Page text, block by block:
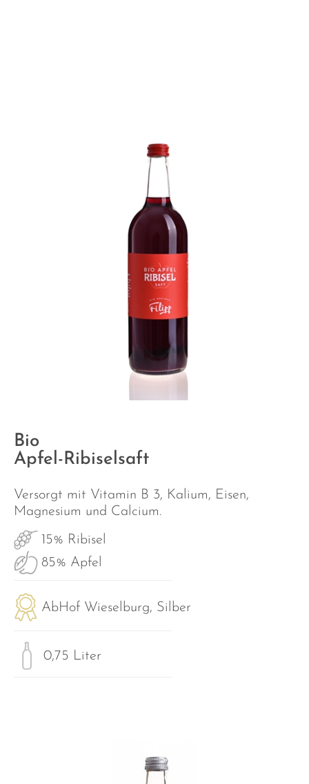
Bio
Apfel-Ribiselsaft
Versorgt mit Vitamin B 3, Kalium, Eisen,
Magnesium und Calcium.
15% Ribisel
85% Apfel
AbHof Wieselburg, Silber
0,75 Liter